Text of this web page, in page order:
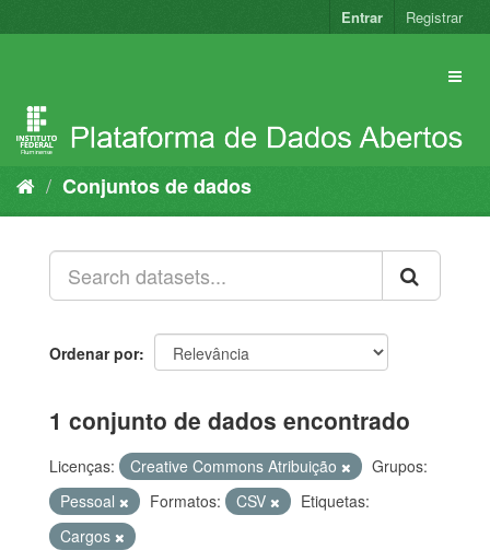
para
Entrar Registrar
Conjuntos de dados
Ordenar por
1 conjunto de dados encontrado
Licenças: Creative Commons Atribuição
Grupos:
Pessoal
Formatos: CSV
Etiquetas:
Cargos